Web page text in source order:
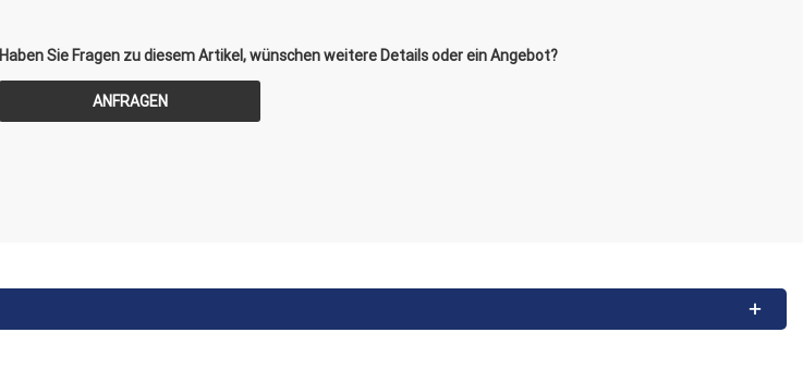
Haben Sie Fragen zu diesem Artikel, wünschen weitere Details oder ein Angebot?
ANFRAGEN